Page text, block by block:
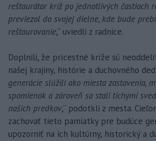
reštaurátor kríž po jednotlivých častiach
previezol do svojej dielne, kde bude
reštaurovanie,“ uviedli z radnice.
Doplnili, že prícestné kríže sú
našej krajiny, histórie a duchovného
generácie slúžili ako miesta zastavenia,
spomienok a zároveň sa stali tichými
našich predkov,“ podotkli z mesta.
zachovať tieto pamiatky pre budúce
upozorniť na ich kultúrny, historický a